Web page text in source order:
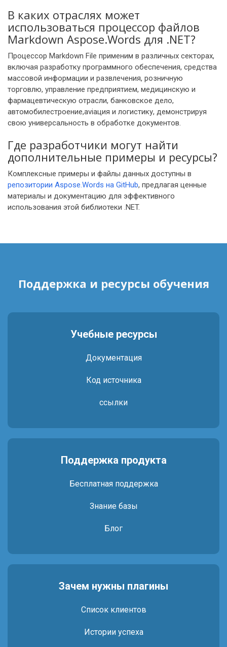
В каких отраслях может
использоваться процессор файлов
Markdown Aspose.Words для .NET?
Процессор Markdown File применим в различных секторах,
включая разработку программного обеспечения, средства
массовой информации и развлечения, розничную
торговлю, управление предприятием, медицинскую и
фармацевтическую отрасли, банковское дело,
автомобилестроение,aviация и логистику, демонстрируя
свою универсальность в обработке документов.
Где разработчики могут найти
дополнительные примеры и ресурсы?
Комплексные примеры и файлы данных доступны в
репозитории Aspose.Words на GitHub, предлагая ценные
материалы и документацию для эффективного
использования этой библиотеки .NET.
Поддержка и ресурсы обучения
Учебные ресурсы
Документация
Код источника
ссылки
Поддержка продукта
Бесплатная поддержка
Знание базы
Блог
Зачем нужны плагины
Список клиентов
Истории успеха